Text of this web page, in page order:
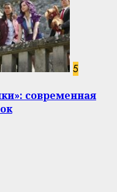
5
современная